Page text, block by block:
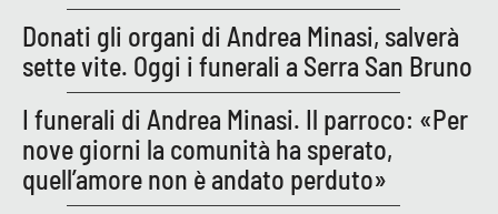
Catanzaro
Crotone
Vibo Valentia
Reggio Calabria
Donati gli organi di Andrea Minasi, salverà
sette vite. Oggi i funerali a Serra San Bruno
I funerali di Andrea Minasi. Il parroco: «Per
nove giorni la comunità ha sperato,
quell’amore non è andato perduto»